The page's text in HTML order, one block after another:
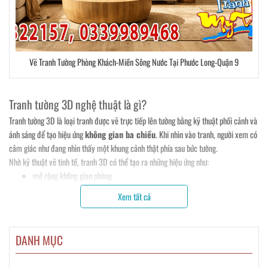
Vẽ Tranh Tường Phòng Khách-Miền Sông Nước Tại Phước Long-Quận 9
Tranh tường 3D nghệ thuật là gì?
Tranh tường 3D là loại tranh được vẽ trực tiếp lên tường bằng kỹ thuật phối cảnh và
ánh sáng để tạo hiệu ứngkhông gian ba chiều. Khi nhìn vào tranh, người xem có
cảm giác như đang nhìn thấy một khung cảnh thật phía sau bức tường.
Nhờ kỹ thuật vẽ tinh tế, tranh 3D có thể tạo ra những hiệu ứng như:
mở rộng không gian phòng
tạo chiều sâu cho bức tường
mang lại cảm giác chân thực và sống động
Đây là lý do tranh tường 3D ngày càng được sử dụng nhiều trong nhà ở, quán cafe,
nhà hàng và các không gian nghệ thuật.
Xem tất cả
DANH MỤC